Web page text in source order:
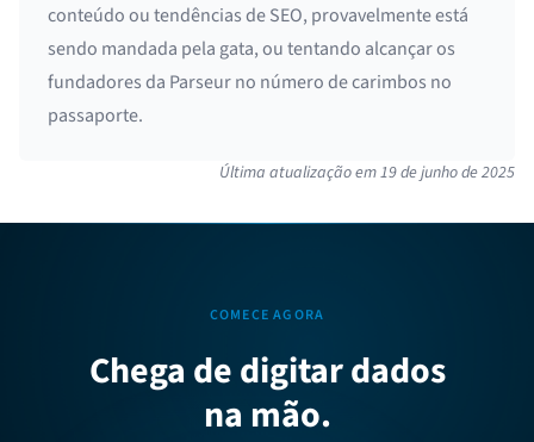
conteúdo ou tendências de SEO, provavelmente está
sendo mandada pela gata, ou tentando alcançar os
fundadores da Parseur no número de carimbos no
passaporte.
Última atualização em19 de junho de 2025
COMECE AGORA
Chega de digitar dados
na mão.